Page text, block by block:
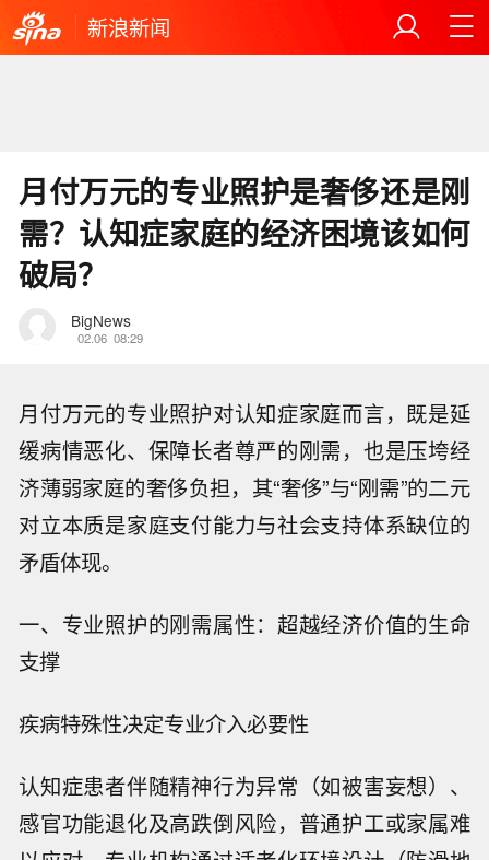
新浪新闻
月付万元的专业照护是奢侈还是刚
需？认知症家庭的经济困境该如何
破局？
BigNews
02.06 08:29
月付万元的专业照护对认知症家庭而言，既是延
缓病情恶化、保障长者尊严的刚需，也是压垮经
济薄弱家庭的奢侈负担，其“奢侈”与“刚需”的二元
对立本质是家庭支付能力与社会支持体系缺位的
矛盾体现。
一、专业照护的刚需属性：超越经济价值的生命
支撑
疾病特殊性决定专业介入必要性
认知症患者伴随精神行为异常（如被害妄想）、
感官功能退化及高跌倒风险，普通护工或家属难